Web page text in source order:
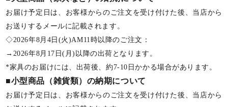
お届け予定日は、お客様からのご注文を受け付けた後、当店から
お送りするメールに記載されます。
◇2026年8月4日(火)AM11時以降のご注文：
→2026年8月17日(月)以降の出荷となります。
*家具のお届けには、出荷後、約7-10日かかる場合があります。
■小型商品（雑貨類）の納期について
お届け予定日は、お客様からのご注文を受け付けた後、当店から